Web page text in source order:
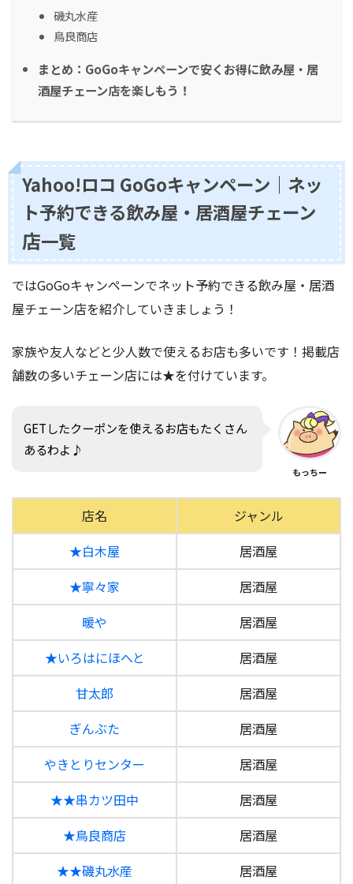
磯丸水産
鳥良商店
まとめ：GoGoキャンペーンで安くお得に飲み屋・居
酒屋チェーン店を楽しもう！
Yahoo!ロコ GoGoキャンペーン｜ネッ
ト予約できる飲み屋・居酒屋チェーン
店一覧
ではGoGoキャンペーンでネット予約できる飲み屋・居酒
屋チェーン店を紹介していきましょう！
家族や友人などと少人数で使えるお店も多いです！掲載店
舗数の多いチェーン店には★を付けています。
GETしたクーポンを使えるお店もたくさん
あるわよ♪
もっちー
店名
ジャンル
★白木屋
居酒屋
★寧々家
居酒屋
暖や
居酒屋
★いろはにほへと
居酒屋
甘太郎
居酒屋
ぎんぶた
居酒屋
やきとりセンター
居酒屋
★★串カツ田中
居酒屋
★鳥良商店
居酒屋
★★磯丸水産
居酒屋